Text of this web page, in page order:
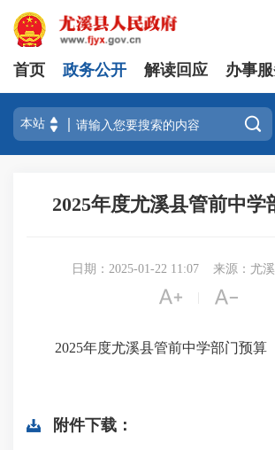
首页 政务公开 解读回应 办事

2025年度尤溪县管前中学
日期：2025-01-22 11:07 来源：尤
 
2025年度尤溪县管前中学部门预算
附件下载：